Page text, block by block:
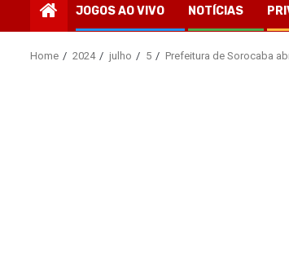
JOGOS AO VIVO NOTÍCIAS
Home 2024 julho 5 Prefeitura de Sorocaba